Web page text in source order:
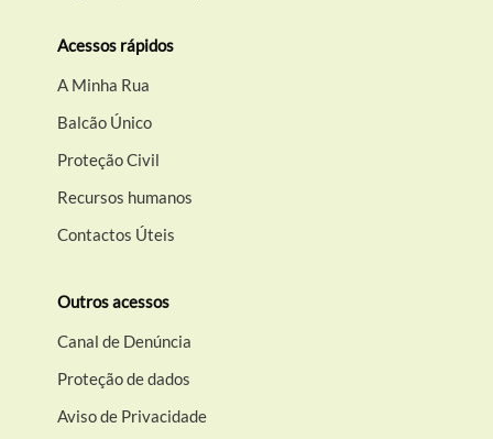
Acessos rápidos
A Minha Rua
Balcão Único
Proteção Civil
Recursos humanos
Contactos Úteis
Outros acessos
Canal de Denúncia
Proteção de dados
Aviso de Privacidade